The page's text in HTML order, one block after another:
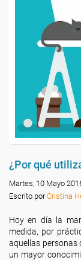
¿Por qué
Martes, 10 Mayo
Escrito porCristina
Hoy en día la
medida, por
aquellas personas
un mayor